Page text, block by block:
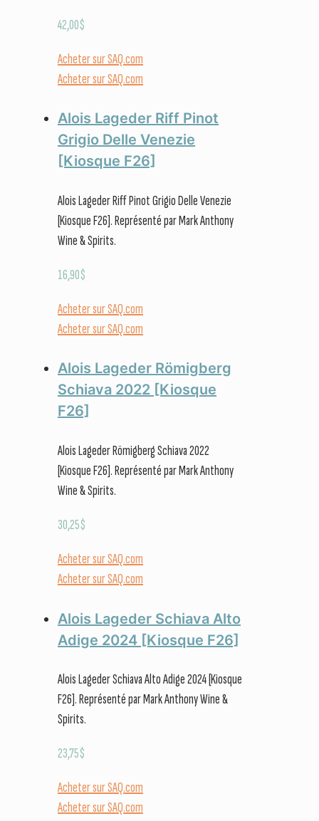
42,00$
Acheter sur SAQ.com
Acheter sur SAQ.com
Alois Lageder Riff Pinot
Grigio Delle Venezie
[Kiosque F26]
Alois Lageder Riff Pinot Grigio Delle Venezie
[Kiosque F26]. Représenté par Mark Anthony
Wine & Spirits.
16,90$
Acheter sur SAQ.com
Acheter sur SAQ.com
Alois Lageder Römigberg
Schiava 2022 [Kiosque
F26]
Alois Lageder Römigberg Schiava 2022
[Kiosque F26]. Représenté par Mark Anthony
Wine & Spirits.
30,25$
Acheter sur SAQ.com
Acheter sur SAQ.com
Alois Lageder Schiava Alto
Adige 2024 [Kiosque F26]
Alois Lageder Schiava Alto Adige 2024 [Kiosque
F26]. Représenté par Mark Anthony Wine &
Spirits.
23,75$
Acheter sur SAQ.com
Acheter sur SAQ.com